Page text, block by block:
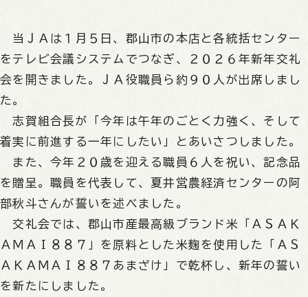
当ＪＡは１月５日、郡山市の本店と各統括センター
をテレビ会議システムでつなぎ、２０２６年新年交礼
会を開きました。ＪＡ役職員ら約９０人が出席しまし
た。
志賀組合長が「今年は午年のごとく力強く、そして
着実に前進する一年にしたい」とあいさつしました。
また、今年２０歳を迎える職員６人を祝い、記念品
を贈呈。職員を代表して、夏井営農経済センターの阿
部秋斗さんが誓いを述べました。
交礼会では、郡山市産最高級ブランド米「ＡＳＡＫ
ＡＭＡＩ８８７」を原料とした米麹を使用した「ＡＳ
ＡＫＡＭＡＩ８８７あまざけ」で乾杯し、新年の誓い
を新たにしました。